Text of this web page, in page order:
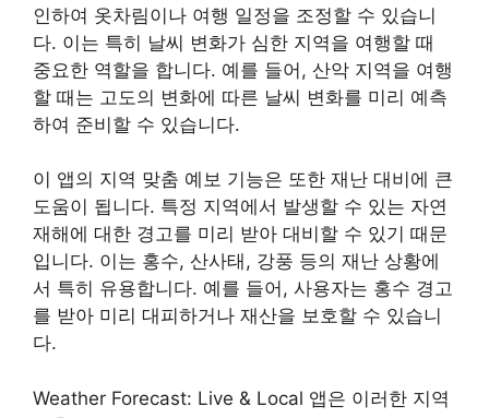
인하여 옷차림이나 여행 일정을 조정할 수 있습니
다. 이는 특히 날씨 변화가 심한 지역을 여행할 때
중요한 역할을 합니다. 예를 들어, 산악 지역을 여행
할 때는 고도의 변화에 따른 날씨 변화를 미리 예측
하여 준비할 수 있습니다.
이 앱의 지역 맞춤 예보 기능은 또한 재난 대비에 큰
도움이 됩니다. 특정 지역에서 발생할 수 있는 자연
재해에 대한 경고를 미리 받아 대비할 수 있기 때문
입니다. 이는 홍수, 산사태, 강풍 등의 재난 상황에
서 특히 유용합니다. 예를 들어, 사용자는 홍수 경고
를 받아 미리 대피하거나 재산을 보호할 수 있습니
다.
Weather Forecast: Live & Local 앱은 이러한 지역